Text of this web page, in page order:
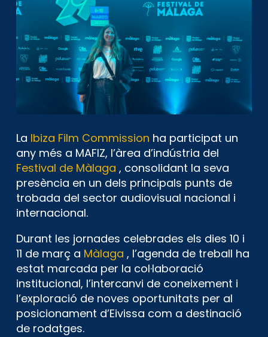
La Ibiza Film Commission ha participat un
any més a MAFIZ, l’àrea d’indústria del
Festival de Màlaga , consolidant la seva
presència en un dels principals punts de
trobada del sector audiovisual nacional i
internacional.
Durant les jornades celebrades els dies 10 i
11 de març a Màlaga , l’agenda de treball ha
estat marcada per la col·laboració
institucional, l’intercanvi de coneixement i
l’exploració de noves oportunitats per al
posicionament d’Eivissa com a destinació
de rodatges.